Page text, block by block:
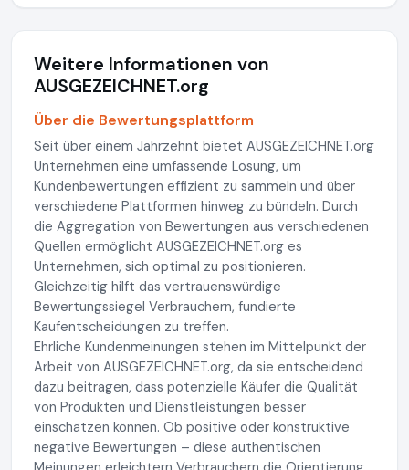
Weitere Informationen von
AUSGEZEICHNET.org
Über die Bewertungsplattform
Seit über einem Jahrzehnt bietet AUSGEZEICHNET.org
Unternehmen eine umfassende Lösung, um
Kundenbewertungen effizient zu sammeln und über
verschiedene Plattformen hinweg zu bündeln. Durch
die Aggregation von Bewertungen aus verschiedenen
Quellen ermöglicht AUSGEZEICHNET.org es
Unternehmen, sich optimal zu positionieren.
Gleichzeitig hilft das vertrauenswürdige
Bewertungssiegel Verbrauchern, fundierte
Kaufentscheidungen zu treffen.
Ehrliche Kundenmeinungen stehen im Mittelpunkt der
Arbeit von AUSGEZEICHNET.org, da sie entscheidend
dazu beitragen, dass potenzielle Käufer die Qualität
von Produkten und Dienstleistungen besser
einschätzen können. Ob positive oder konstruktive
negative Bewertungen – diese authentischen